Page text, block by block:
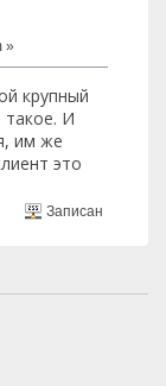
»
крупный
такое. И
им же
это
Записан